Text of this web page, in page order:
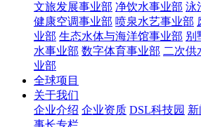
文旅发展事业部 净饮水事业部 泳
健康空调事业部 喷泉水艺事业部
业部 生态水体与海洋馆事业部 别
水事业部 数字体育事业部 二次供
业部
全球项目
关于我们
企业介绍 企业资质 DSL科技园
事长专栏